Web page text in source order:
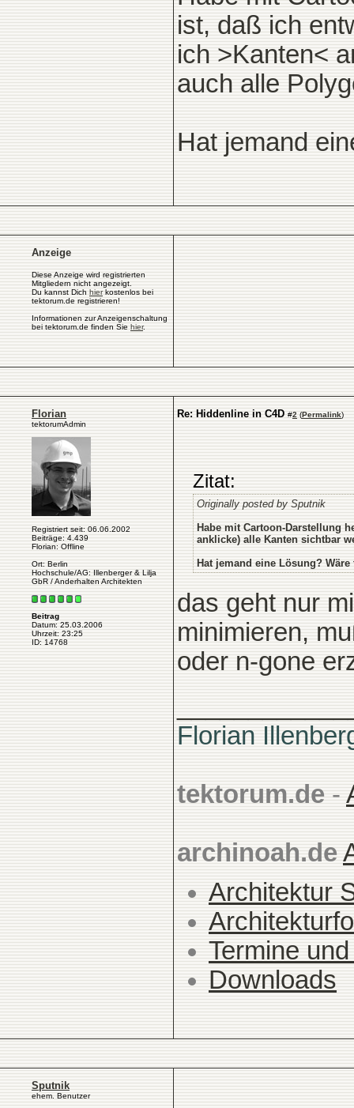
ist, daß ich
ich >Kanten<
auch alle
Hat jemand
Anzeige
Diese Anzeige wird registrierten
Mitgliedern nicht angezeigt.
Du kannst Dich hierkostenlos bei
tektorum.de registrieren!
Informationen zur Anzeigenschaltung
bei tektorum.de finden Sie hier.
Florian
tektorumAdmin
Registriert seit: 06.06.2002
Beiträge: 4.439
Florian: Offline
Ort: Berlin
Hochschule/AG: Illenberger & Lilja
GbR / Anderhalten Architekten
Beitrag
Datum: 25.03.2006
Uhrzeit: 23:25
ID: 14768
Re: Hiddenline in C4D #2 (Permalink)
Zitat:
Originally posted by Sputnik
Habe mit Cartoon-Darstellung
anklicke) alle Kanten sichtbar
Hat jemand eine Lösung?
das geht nur
minimieren,
oder n-gone
Florian
tektorum.de -
archinoah.de
Architektur
Termine
Downloads
Sputnik
ehem. Benutzer